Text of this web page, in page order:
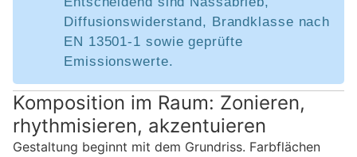
Diffusionswiderstand, Brandklasse nach
EN 13501‑1 sowie geprüfte
Emissionswerte.
Komposition im Raum: Zonieren,
rhythmisieren, akzentuieren
Gestaltung beginnt mit dem Grundriss. Farbflächen